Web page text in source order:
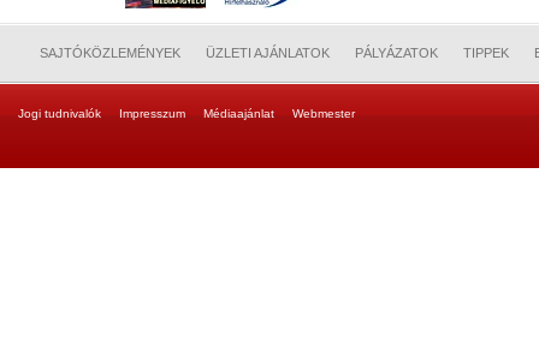
SAJTÓKÖZLEMÉNYEK ÜZLETI AJÁNLATOK PÁLYÁZATOK TIPPEK
Jogi tudnivalók Impresszum Médiaajánlat Webmester